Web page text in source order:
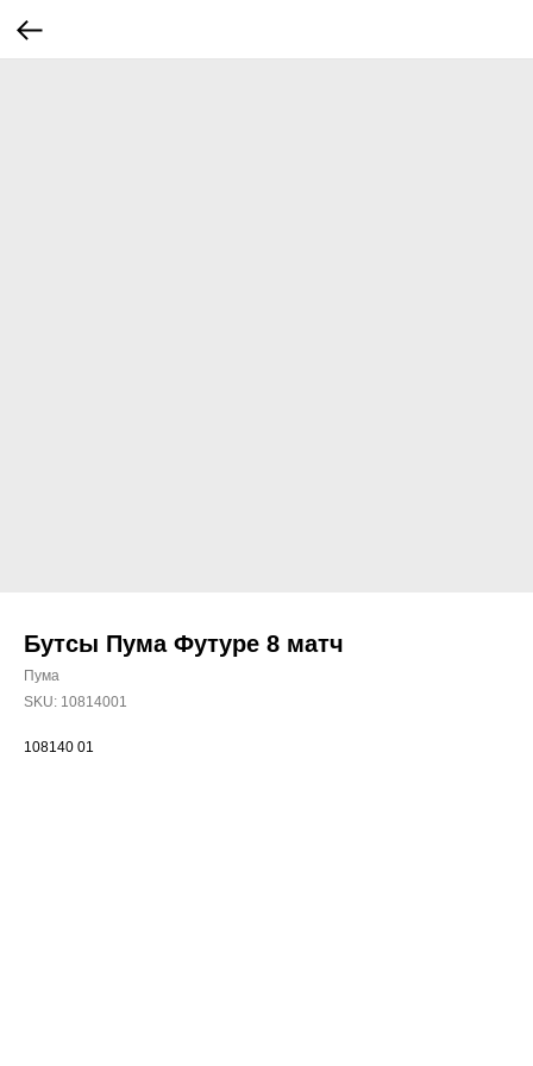
Бутсы Пума Футуре 8 матч
Пума
SKU: 10814001
108140 01